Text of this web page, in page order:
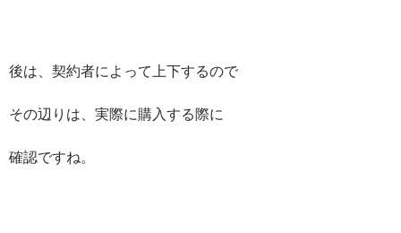
後は、契約者によって上下するので
その辺りは、実際に購入する際に
確認ですね。